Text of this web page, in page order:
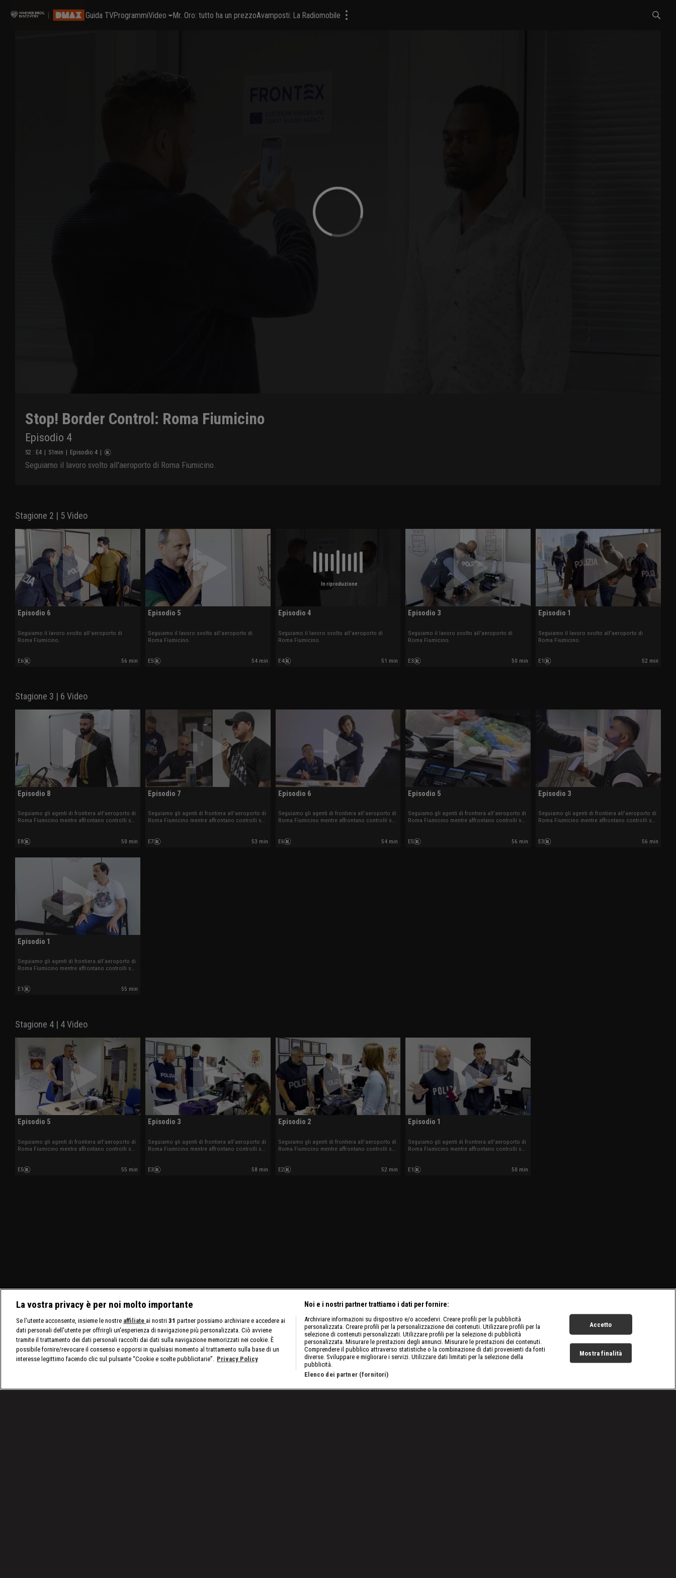
Guida TVProgrammiVideo Mr. Oro: tutto ha un prezzoAvamposti: La Radiomobile
Stop! Border Control: Roma Fiumicino
Episodio 4
S2 : E4 | 51 min | Episodio 4 |
Seguiamo il lavoro svolto all'aeroporto di Roma Fiumicino.
Stagione 2 | 5 Video
Episodio 6
Seguiamo il lavoro svolto all'aeroporto di
Roma Fiumicino.
E6 56 min
Episodio 5
Seguiamo il lavoro svolto all'aeroporto di
Roma Fiumicino.
E5 54 min
In riproduzione
Episodio 4
Seguiamo il lavoro svolto all'aeroporto di
Roma Fiumicino.
E4 51 min
Episodio 3
Seguiamo il lavoro svolto all'aeroporto di
Roma Fiumicino.
E3 50 min
Episodio 1
Seguiamo il lavoro svolto all'aeroporto di
Roma Fiumicino.
E1 52 min
Stagione 3 | 6 Video
Episodio 8
Seguiamo gli agenti di frontiera all'aeroporto di
Roma Fiumicino mentre affrontano controlli su
internazionali.
E8 50 min
Episodio 7
Seguiamo gli agenti di frontiera all’aeroporto di
Roma Fiumicino mentre affrontano controlli su
internazionali.
E7 53 min
Episodio 6
Seguiamo gli agenti di frontiera all’aeroporto di
Roma Fiumicino mentre affrontano controlli su
internazionali.
E6 54 min
Episodio 5
Seguiamo gli agenti di frontiera all’aeroporto di
Roma Fiumicino mentre affrontano controlli su
internazionali.
E5 56 min
Episodio 3
Seguiamo gli agenti di frontiera all’aeroporto di
Roma Fiumicino mentre affrontano controlli su
internazionali.
E3 56 min
Episodio 1
Seguiamo gli agenti di frontiera all’aeroporto di
Roma Fiumicino mentre affrontano controlli su
internazionali.
E1 55 min
Stagione 4 | 4 Video
Episodio 5
Seguiamo gli agenti di frontiera all’aeroporto di
Roma Fiumicino mentre affrontano controlli su
internazionali.
E5 55 min
Episodio 3
Seguiamo gli agenti di frontiera all’aeroporto di
Roma Fiumicino mentre affrontano controlli su
internazionali.
E3 58 min
Episodio 2
Seguiamo gli agenti di frontiera all’aeroporto di
Roma Fiumicino mentre affrontano controlli su
internazionali.
E2 52 min
Episodio 1
Seguiamo gli agenti di frontiera all’aeroporto di
Roma Fiumicino mentre affrontano controlli su
internazionali.
E1 50 min
La vostra privacy è per noi molto importante
Se l'utente acconsente, insieme le nostre affiliate ai nostri 31 partner possiamo archiviare e accedere ai
dati personali dell'utente per offrirgli un'esperienza di navigazione più personalizzata. Ciò avviene
tramite il trattamento dei dati personali raccolti dai dati sulla navigazione memorizzati nei cookie. È
possibile fornire/revocare il consenso e opporsi in qualsiasi momento al trattamento sulla base di un
interesse legittimo facendo clic sul pulsante “Cookie e scelte pubblicitarie”. Privacy Policy
Noi e i nostri partner trattiamo i dati per fornire:
Archiviare informazioni su dispositivo e/o accedervi. Creare profili per la pubblicità
personalizzata. Creare profili per la personalizzazione dei contenuti. Utilizzare profili per la
selezione di contenuti personalizzati. Utilizzare profili per la selezione di pubblicità
personalizzata. Misurare le prestazioni degli annunci. Misurare le prestazioni dei contenuti.
Comprendere il pubblico attraverso statistiche o la combinazione di dati provenienti da fonti
diverse. Sviluppare e migliorare i servizi. Utilizzare dati limitati per la selezione della
pubblicità.
Elenco dei partner (fornitori)
Accetto
Mostra finalità